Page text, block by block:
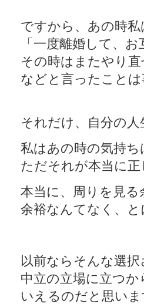
ですから、あの時私
「一度離婚して、
その時はまたやり直
などと言ったことは
それだけ、自分の
私はあの時の気持ち
ただそれが本当に
本当に、周りを見
余裕なんてなく、
以前ならそんな選
中立の立場に立つ
いえるのだと思いま